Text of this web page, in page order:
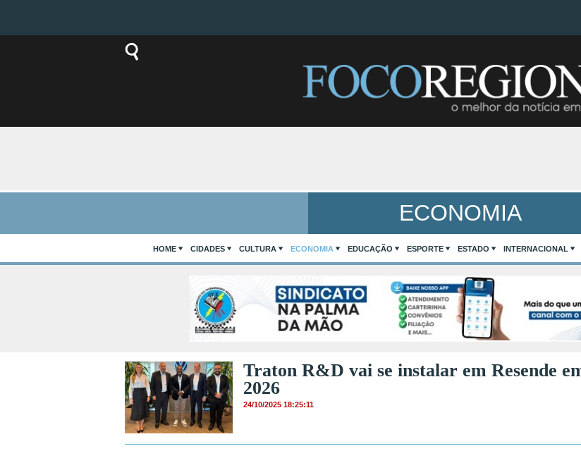
ECONOMIA
HOME CIDADES CULTURA ECONOMIA EDUCAÇÃO ESPORTE ESTADO INTERNACIONAL
Traton R&D vai se instalar em Resende
2026
24/10/2025 18:25:11